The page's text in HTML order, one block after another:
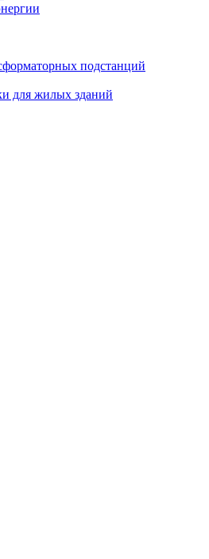
подстанций
для жилых зданий